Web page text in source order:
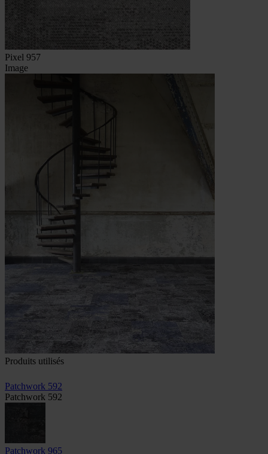
Pixel 957
Image
Produits utilisés
Patchwork 592
Patchwork 592
Patchwork 965